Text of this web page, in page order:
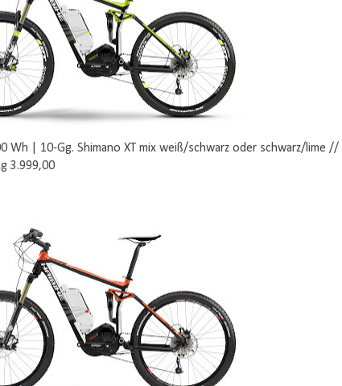
Wh | 10-Gg. Shimano XT mix weiß/schwarz oder schwarz/lime //
3.999,00